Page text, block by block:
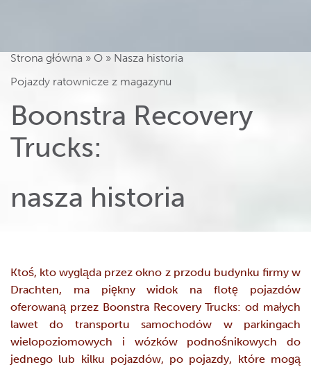
Strona główna » O » Nasza historia
Pojazdy ratownicze z magazynu
Boonstra Recovery
Trucks:
nasza historia
Ktoś, kto wygląda przez okno z przodu budynku firmy w
Drachten, ma piękny widok na flotę pojazdów
oferowaną przez Boonstra Recovery Trucks: od małych
lawet do transportu samochodów w parkingach
wielopoziomowych i wózków podnośnikowych do
jednego lub kilku pojazdów, po pojazdy, które mogą